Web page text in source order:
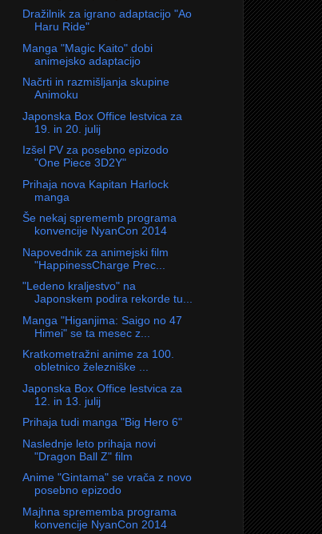
Dražilnik za igrano adaptacijo "Ao
Haru Ride"
Manga "Magic Kaito" dobi
animejsko adaptacijo
Načrti in razmišljanja skupine
Animoku
Japonska Box Office lestvica za
19. in 20. julij
Izšel PV za posebno epizodo
"One Piece 3D2Y"
Prihaja nova Kapitan Harlock
manga
Še nekaj sprememb programa
konvencije NyanCon 2014
Napovednik za animejski film
"HappinessCharge Prec...
"Ledeno kraljestvo" na
Japonskem podira rekorde tu...
Manga "Higanjima: Saigo no 47
Himei" se ta mesec z...
Kratkometražni anime za 100.
obletnico železniške ...
Japonska Box Office lestvica za
12. in 13. julij
Prihaja tudi manga "Big Hero 6"
Naslednje leto prihaja novi
"Dragon Ball Z" film
Anime "Gintama" se vrača z novo
posebno epizodo
Majhna sprememba programa
konvencije NyanCon 2014